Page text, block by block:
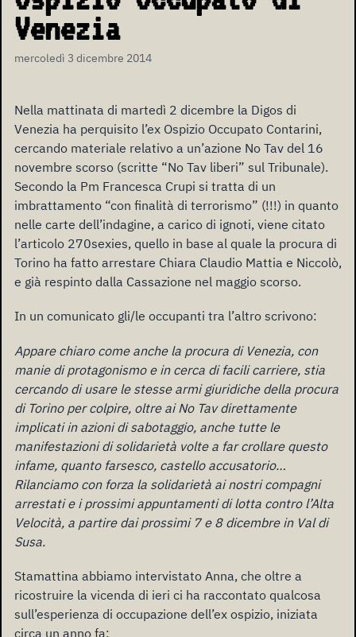
Venezia
mercoledì 3 dicembre 2014
Nella mattinata di martedì 2 dicembre la Digos di
Venezia ha perquisito l’ex Ospizio Occupato Contarini,
cercando materiale relativo a un’azione No Tav del 16
novembre scorso (scritte “No Tav liberi” sul Tribunale).
Secondo la Pm Francesca Crupi si tratta di un
imbrattamento “con finalità di terrorismo” (!!!) in quanto
nelle carte dell’indagine, a carico di ignoti, viene citato
l’articolo 270sexies, quello in base al quale la procura di
Torino ha fatto arrestare Chiara Claudio Mattia e Niccolò,
e già respinto dalla Cassazione nel maggio scorso.
In un comunicato gli/le occupanti tra l’altro scrivono:
Appare chiaro come anche la procura di Venezia, con
manie di protagonismo e in cerca di facili carriere, stia
cercando di usare le stesse armi giuridiche della procura
di Torino per colpire, oltre ai No Tav direttamente
implicati in azioni di sabotaggio, anche tutte le
manifestazioni di solidarietà volte a far crollare questo
infame, quanto farsesco, castello accusatorio…
Rilanciamo con forza la solidarietà ai nostri compagni
arrestati e i prossimi appuntamenti di lotta contro l’Alta
Velocità, a partire dai prossimi 7 e 8 dicembre in Val di
Susa.
Stamattina abbiamo intervistato Anna, che oltre a
ricostruire la vicenda di ieri ci ha raccontato qualcosa
sull’esperienza di occupazione dell’ex ospizio, iniziata
circa un anno fa: